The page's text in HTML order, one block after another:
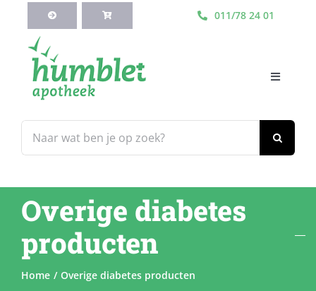
inhoud
011/78 24 01
naar:
Toggle
Webshop
Blog
Diensten
Overige diabetes
producten
Home Overige diabetes producten